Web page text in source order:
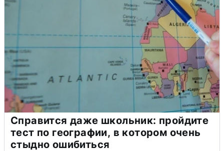
Справится даже школьник: пройдите
тест по географии, в котором очень
стыдно ошибиться